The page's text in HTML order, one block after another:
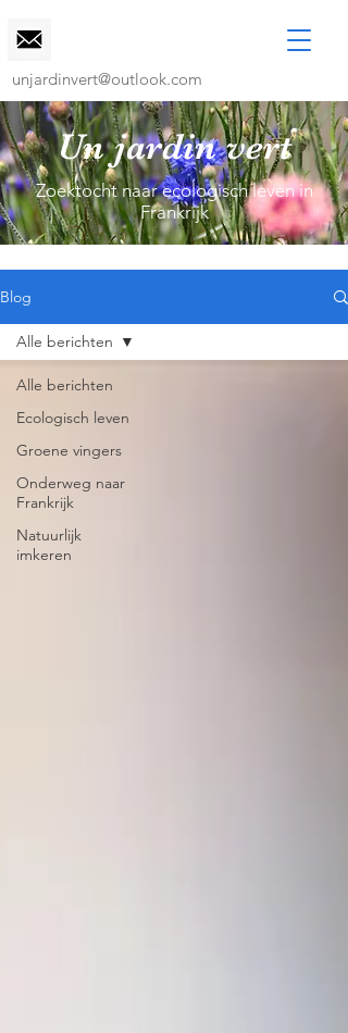
unjardinvert@outlook.com
Un jardin vert
Zoektocht naar ecologisch leven in
Frankrijk
Blog
Alle berichten
Ecologisch leven
Groene vingers
Onderweg naar
Frankrijk
Natuurlijk
imkeren
Alle berichten